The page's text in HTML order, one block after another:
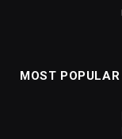
MOST POPULAR